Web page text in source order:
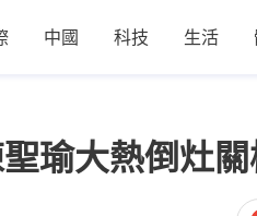
中國 科技 生活
瑜大熱倒灶關